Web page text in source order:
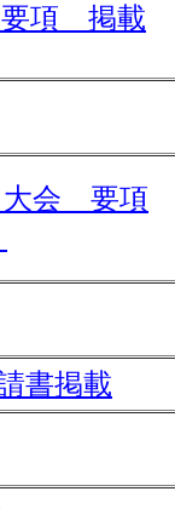
項 掲載
大会 要項
書掲載